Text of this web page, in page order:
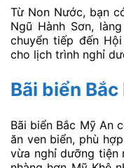
Từ Non Nước, bạn
Ngũ Hành Sơn,
chuyển tiếp đến
cho lịch trình nghỉ
Bãi biển Bắc
Bãi biển Bắc Mỹ An
ăn ven biển, phù
vừa nghỉ dưỡng tiện